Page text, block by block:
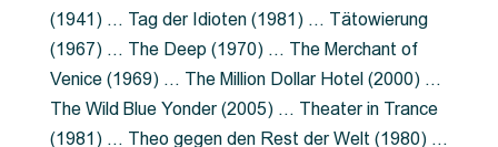
(1941) … Tag der Idioten (1981) … Tätowierung
(1967) … The Deep (1970) … The Merchant of
Venice (1969) … The Million Dollar Hotel (2000) …
The Wild Blue Yonder (2005) … Theater in Trance
(1981) … Theo gegen den Rest der Welt (1980) …